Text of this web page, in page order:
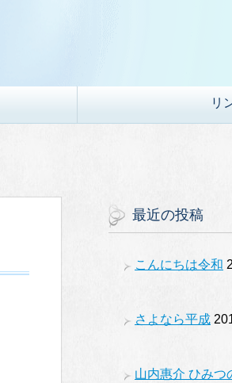
リ
最近の投稿
こんにちは令和
さよなら平成
山内惠介 ひみつ